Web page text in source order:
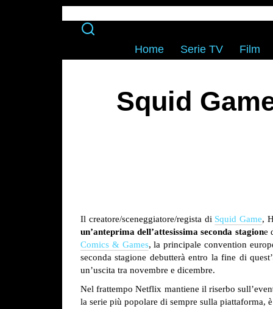
Home Serie TV Film
Squid
Il creatore/sceneggiatore/regista di Squid Game,
un’anteprima dell’attesissima seconda stagione
Comics & Games, la principale convention
seconda stagione debutterà entro la fine di
un’uscita tra novembre e dicembre.
Nel frattempo Netflix mantiene il riserbo
la serie più popolare di sempre sulla piattaforma,